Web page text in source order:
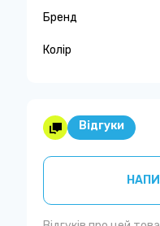
Бренд
Колір
Відгуки